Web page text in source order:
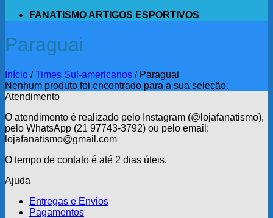
FANATISMO ARTIGOS ESPORTIVOS
Paraguai
Início / Times Sul-americanos /Paraguai
Nenhum produto foi encontrado para a sua seleção.
Atendimento
O atendimento é realizado pelo Instagram (@lojafanatismo),
pelo WhatsApp (21 97743-3792) ou pelo email:
lojafanatismo@gmail.com
O tempo de contato é até 2 dias úteis.
Ajuda
Entregas e Envios
Pagamentos